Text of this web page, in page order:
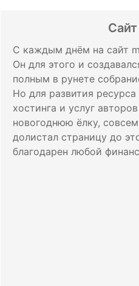
С каждым днём на сайт
Он для этого и
полным в рунете
Но для развития
хостинга и услуг
новогоднюю ёлку,
долистал страницу до
благодарен любой